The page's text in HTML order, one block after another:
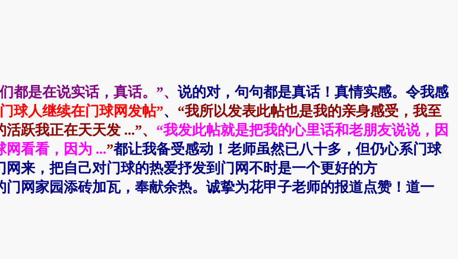
都是在说实话，真话。”、 说的对，句句都是真话！真情实感。令我感
球人继续在门球网发帖”、 “我所以发表此帖也是我的亲身感受，我至
跃我正在天天发 ...”、 “我发此帖就是把我的心里话和老朋友说说，因
网看看，因为 ...”都让我备受感动！老师虽然已八十多，但仍心系门球
网来，把自己对门球的热爱抒发到门网不时是一个更好的方
网家园添砖加瓦，奉献余热。诚挚为花甲子老师的报道点赞！道一